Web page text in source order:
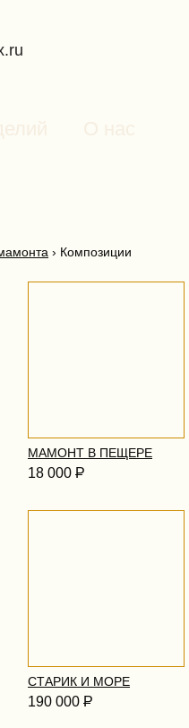
› Композиции
МАМОНТ В ПЕЩЕРЕ
18 000 Р
СТАРИК И МОРЕ
190 000 Р